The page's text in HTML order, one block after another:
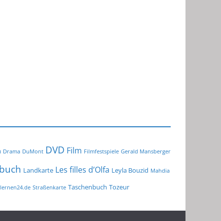
Drama DuMont DVD Film Filmfestspiele Gerald Mansberger
Landkarte Les filles d’Olfa Leyla Bouzid Mahdia
Straßenkarte Taschenbuch Tozeur